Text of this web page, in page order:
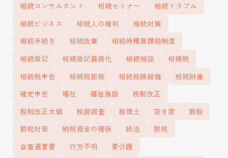
相続コンサルタント
相続セミナー
相続トラブル
相続ビジネス
相続人の権利
相続対策
相続手続き
相続放棄
相続時精算課税制度
相続登記
相続登記義務化 相続相談
相続税
相続税申告
相続税節税 相続税路線価
相続財産
確定申告
福祉 福祉施設
税制改正
税制改正大綱
税務調査 税理士 空き家
節税
節税対策
納税資金の確保 終活
脱税
自筆遺言書
行方不明
要介護